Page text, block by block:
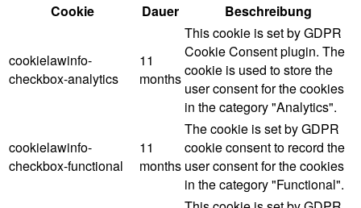
Cookie
Dauer Beschreibung
cookielawinfo-
checkbox-analytics
11
months
This cookie is set by GDPR
Cookie Consent plugin. The
cookie is used to store the
user consent for the cookies
in the category "Analytics".
cookielawinfo-
checkbox-functional
11
months
The cookie is set by GDPR
cookie consent to record the
user consent for the cookies
in the category "Functional".